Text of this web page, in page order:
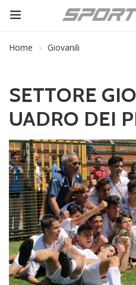
Home Giovanili
SETTORE
UADRO DEI